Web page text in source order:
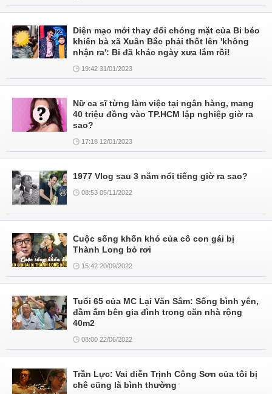
Diện mạo mới thay đổi chóng mặt của Bi béo
khiến bà xã Xuân Bắc phải thốt lên 'không
nhận ra': Bi đã khác ngày xưa lắm rồi!
19:42 31/01/2023
Nữ ca sĩ từng làm việc tại ngân hàng, mang
40 triệu đồng vào TP.HCM lập nghiệp giờ ra
sao?
17:18 12/01/2023
1977 Vlog sau 3 năm nổi tiếng giờ ra sao?
08:53 05/11/2022
Cuộc sống khốn khó của cô con gái bị
Thành Long bỏ rơi
15:42 20/09/2022
Tuổi 65 của MC Lại Văn Sâm: Sống bình yên,
đầm ấm bên gia đình trong căn nhà rộng
40m2
08:00 22/06/2022
Trần Lực: Vai diễn Trịnh Công Sơn của tôi bị
chê cũng là bình thường